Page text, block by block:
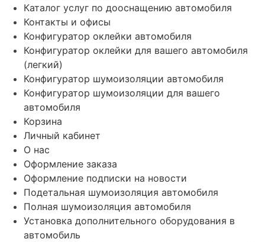
Каталог услуг по дооснащению автомобиля
Контакты и офисы
Конфигуратор оклейки автомобиля
Конфигуратор оклейки для вашего автомобиля
(легкий)
Конфигуратор шумоизоляции автомобиля
Конфигуратор шумоизоляции для вашего
автомобиля
Корзина
Личный кабинет
О нас
Оформление заказа
Оформление подписки на новости
Подетальная шумоизоляция автомобиля
Полная шумоизоляция автомобиля
Установка дополнительного оборудования в
автомобиль